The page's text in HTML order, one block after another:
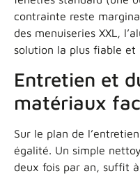
contrainte reste
des menuiseries XXL,
solution la plus fiable et
Entretien et
matériaux
Sur le plan de
égalité. Un simple
deux fois par an, suffit